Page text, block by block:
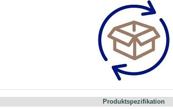
Produktspezifikation